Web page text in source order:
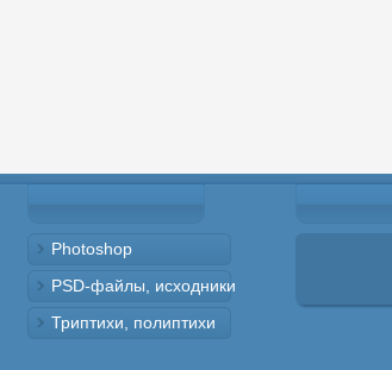
Photoshop
PSD-файлы, исходники
Триптихи, полиптихи